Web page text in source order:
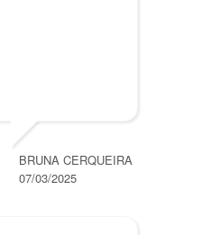
BRUNA CERQUEIRA
07/03/2025